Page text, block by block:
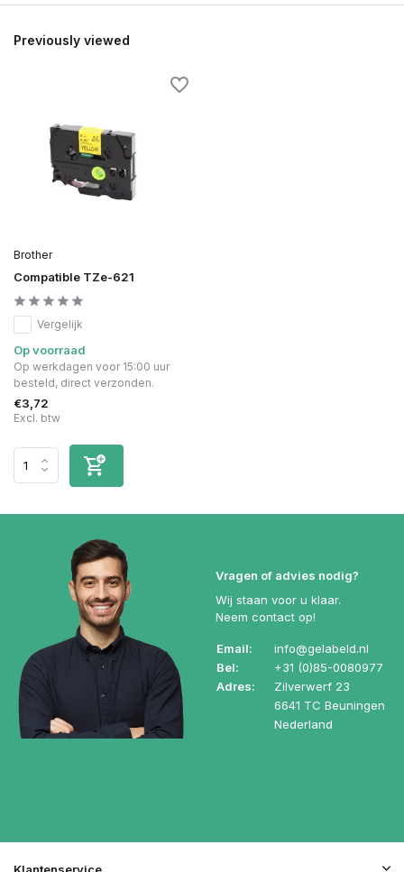
Previously viewed
Brother
Compatible TZe-621
Vergelijk
Op voorraad
Op werkdagen voor 15:00 uur
besteld, direct verzonden.
€3,72
Excl. btw
Vragen of advies nodig?
Wij staan voor u klaar.
Neem contact op!
Email:
info@gelabeld.nl
Bel:
+31 (0)85-0080977
Adres:
Zilverwerf 23
6641 TC Beuningen
Nederland